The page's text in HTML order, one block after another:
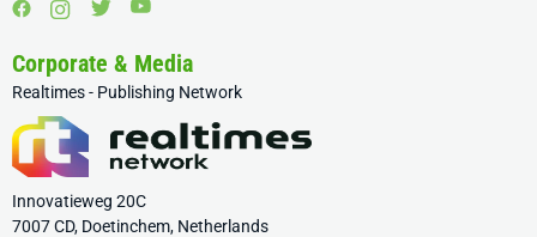
Corporate & Media
Realtimes - Publishing Network
Innovatieweg 20C
7007 CD, Doetinchem, Netherlands